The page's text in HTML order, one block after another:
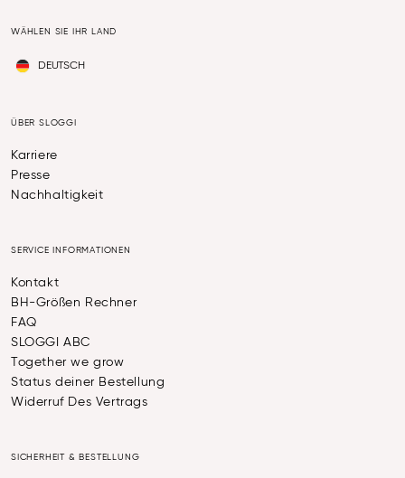
WÄHLEN SIE IHR LAND
DEUTSCH
ÜBER SLOGGI
Karriere
Presse
Nachhaltigkeit
SERVICE INFORMATIONEN
Kontakt
BH-Größen Rechner
FAQ
SLOGGI ABC
Together we grow
Status deiner Bestellung
Widerruf Des Vertrags
SICHERHEIT & BESTELLUNG